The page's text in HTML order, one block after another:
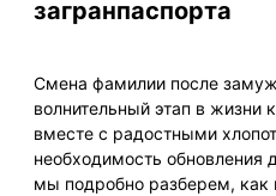
загранпаспорта
Смена фамилии после
волнительный этап в
вместе с радостными
необходимость обновления
мы подробно разберем, как